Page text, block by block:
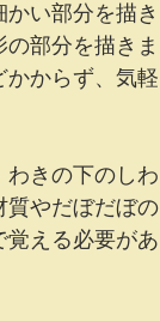
い部分を描き
部分を描きま
かからず、気軽
わきの下のしわ
質やだぼだぼの
覚える必要があ